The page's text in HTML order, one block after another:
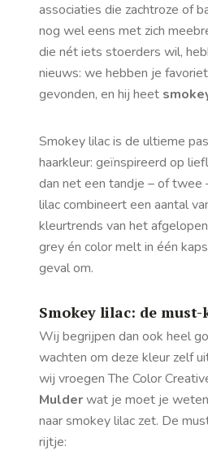
associaties die zachtroze of
nog wel eens met zich
die nét iets stoerders wil,
nieuws: we hebben je
gevonden, en hij heet
Smokey lilac is de ultieme
haarkleur: geïnspireerd op
dan net een tandje – of twee
lilac combineert een aantal
kleurtrends van het
greyén color melt in één
geval om.
Smokey lilac: de must-
Wij begrijpen dan ook heel
wachten om deze kleur zelf
wij vroegen The Color
Mulderwat je moet je
naar smokey lilac zet. De
rijtje: